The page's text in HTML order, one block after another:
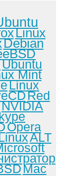
Linux
Debian
Ubuntu
Mint
Linux
Red
NVIDIA
Opera
ALT
Mac